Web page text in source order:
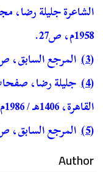
1958م، ص27.
(3)
المرجع السابق،
(4)
القاهرة، 1406هـ / 1986م، ص65–66.
(5)
المرجع السابق،
Author